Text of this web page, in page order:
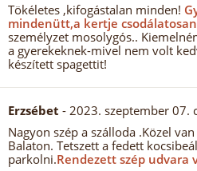
Tökéletes ,kifogástalan minden!
mindenütt,a kertje
személyzet mosolygós..
a gyerekeknek-mivel nem volt
készített spagettit!
Erzsébet - 2023. szeptember 07.
Nagyon szép a szálloda .Közel
Balaton. Tetszett a fedett
parkolni.Rendezett szép udvara